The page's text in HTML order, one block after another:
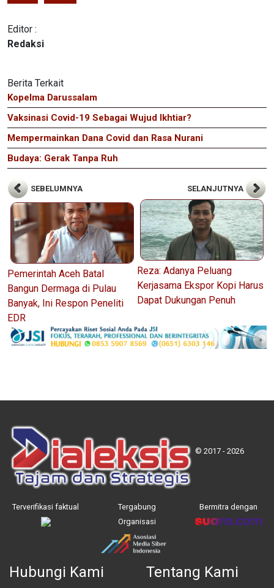
Editor :
Redaksi
Berita Terkait
Kopelma Darussalam
Vaksinasi Covid-19 Sebagai Wujud Ikhtiar?
Mempermainkan Dana Covid dan Rasa Nurani
Budaya: Gerak Tanpa Ruh
SEBELUMNYA
Pemerintah Aceh Batal
Bangun Dermaga di Pulau
Banyak, Ini Respon Peneliti
EDR
SELANJUTNYA
Reza: Adanya Peluang
Kerjasama Ekspor Kopi Harus
Dapat Dukungan Penuh
© 2017 - 2026
Terverifikasi faktual
Tergabung
Organisasi
Bermitra dengan
Hubungi Kami Tentang Kami